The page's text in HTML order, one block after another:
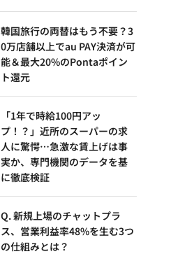
韓国旅行の両替はもう不要？3
0万店舗以上でau PAY決済が可
能＆最大20%のPontaポイン
ト還元
「1年で時給100円アッ
プ！？」近所のスーパーの求
人に驚愕…急激な賃上げは事
実か、専門機関のデータを基
に徹底検証
Q. 新規上場のチャットプラ
ス、営業利益率48%を生む3つ
の仕組みとは？